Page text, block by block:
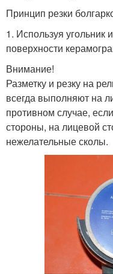
Принцип резки
1. Используя угольник
поверхности
Внимание!
Разметку и резку на
всегда выполняют на
противном случае,
стороны, на лицевой
нежелательные сколы.